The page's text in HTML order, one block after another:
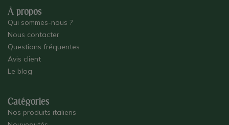
À propos
Qui sommes-nous ?
Nous contacter
Questions fréquentes
Avis client
Le blog
Catégories
Nos produits italiens